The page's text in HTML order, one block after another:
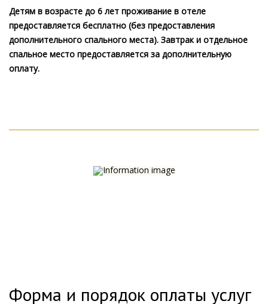
Детям в возрасте до 6 лет проживание в отеле
предоставляется бесплатно (без предоставления
дополнительного спального места). Завтрак и отдельное
спальное место предоставляется за дополнительную
оплату.
Форма и порядок оплаты услуг